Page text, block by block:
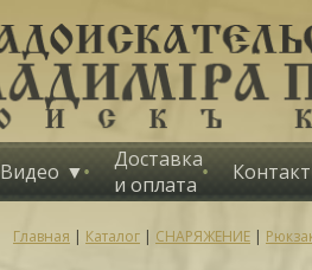
Видео
Доставка
и оплата
Главная | Каталог | СНАРЯЖЕНИЕ |